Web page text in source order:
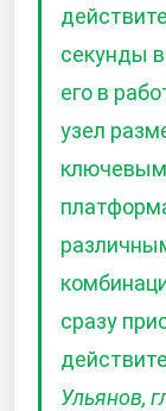
секунды
его в
узел
сразу
Ульянов,